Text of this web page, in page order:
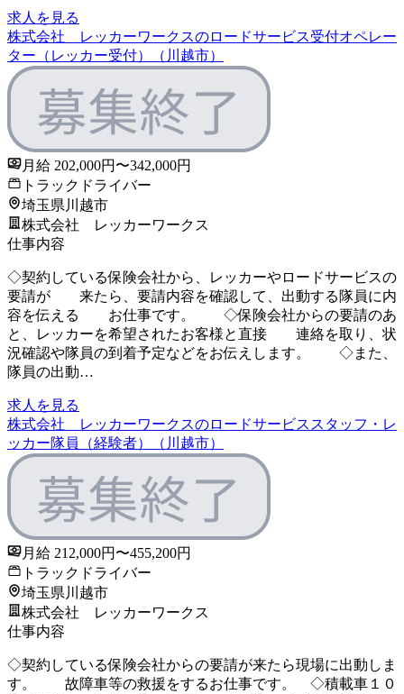
求人を見る
株式会社 レッカーワークスのロードサービス受付オペレー
ター（レッカー受付）（川越市）
月給 202,000円〜342,000円
トラックドライバー
埼玉県川越市
株式会社 レッカーワークス
仕事内容
◇契約している保険会社から、レッカーやロードサービスの
要請が 来たら、要請内容を確認して、出動する隊員に内
容を伝える お仕事です。 ◇保険会社からの要請のあ
と、レッカーを希望されたお客様と直接 連絡を取り、状
況確認や隊員の到着予定などをお伝えします。 ◇また、
隊員の出動…
求人を見る
株式会社 レッカーワークスのロードサービススタッフ・レ
ッカー隊員（経験者）（川越市）
月給 212,000円〜455,200円
トラックドライバー
埼玉県川越市
株式会社 レッカーワークス
仕事内容
◇契約している保険会社からの要請が来たら現場に出動しま
す。 故障車等の救援をするお仕事です。 ◇積載車１０